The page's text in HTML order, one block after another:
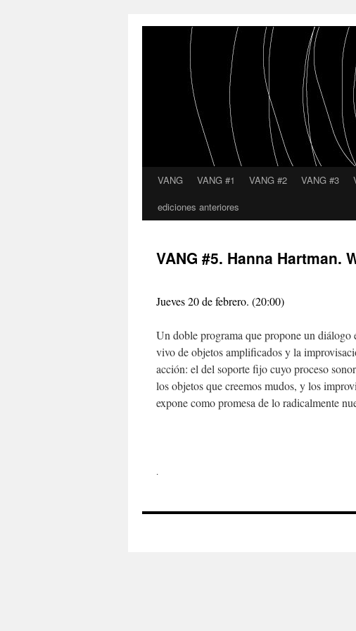
Saltar
VANG VANG #1 VANG #2 VANG #3
ediciones anteriores
VANG #5. Hanna Hartman.
Jueves 20 de febrero. (20:00)
Un doble programa que propone un diálogo
vivo de objetos amplificados y la
acción: el del soporte fijo cuyo proceso
los objetos que creemos mudos, y los
expone como promesa de lo radicalmente
.